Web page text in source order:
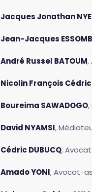
Jacques Jonathan
Jean-Jacques
André Russel BATOUM,
Nicolin François Cédric
Boureima SAWADOGO,
David NYAMSI,
Cédric DUBUCQ,
Amado YONI, Avocat-